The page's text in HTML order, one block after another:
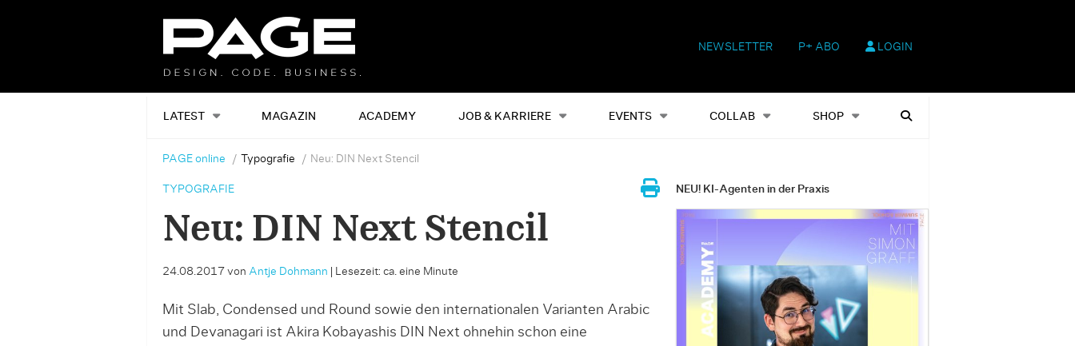
NEWSLETTER P+ ABO LOGIN
LATEST MAGAZIN ACADEMY JOB & KARRIERE EVENTS COLLAB SHOP
Alles Events Shop Heftausgaben Suchen
PAGE online Typografie Neu: DIN Next Stencil
TYPOGRAFIE
Neu: DIN Next Stencil
24.08.2017 von Antje Dohmann Lesezeit: ca. eine Minute
Mit Slab, Condensed und Round sowie den internationalen Varianten Arabic
und Devanagari ist Akira Kobayashis DIN Next ohnehin schon eine
NEU! KI-Agenten in der Praxis